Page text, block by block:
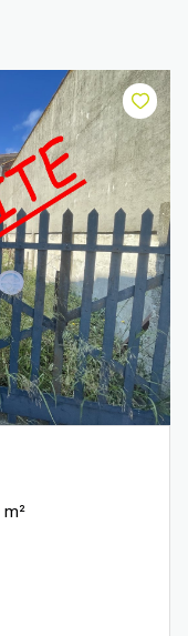
Local commercial 1 m²